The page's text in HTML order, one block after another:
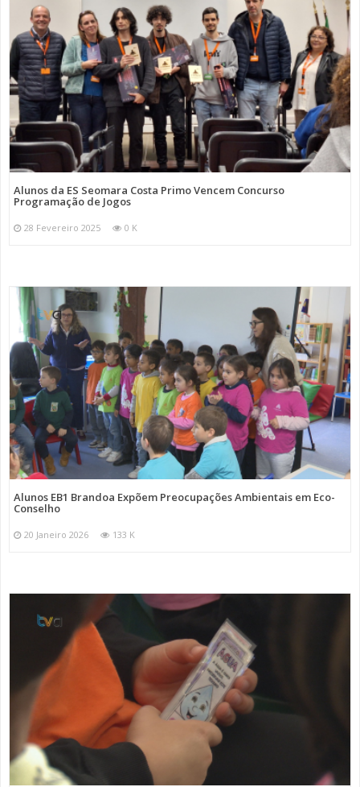
Alunos da ES Seomara Costa Primo Vencem Concurso
Programação de Jogos
28 Fevereiro 2025 0 K
Alunos EB1 Brandoa Expõem Preocupações Ambientais em Eco-
Conselho
20 Janeiro 2026 133 K